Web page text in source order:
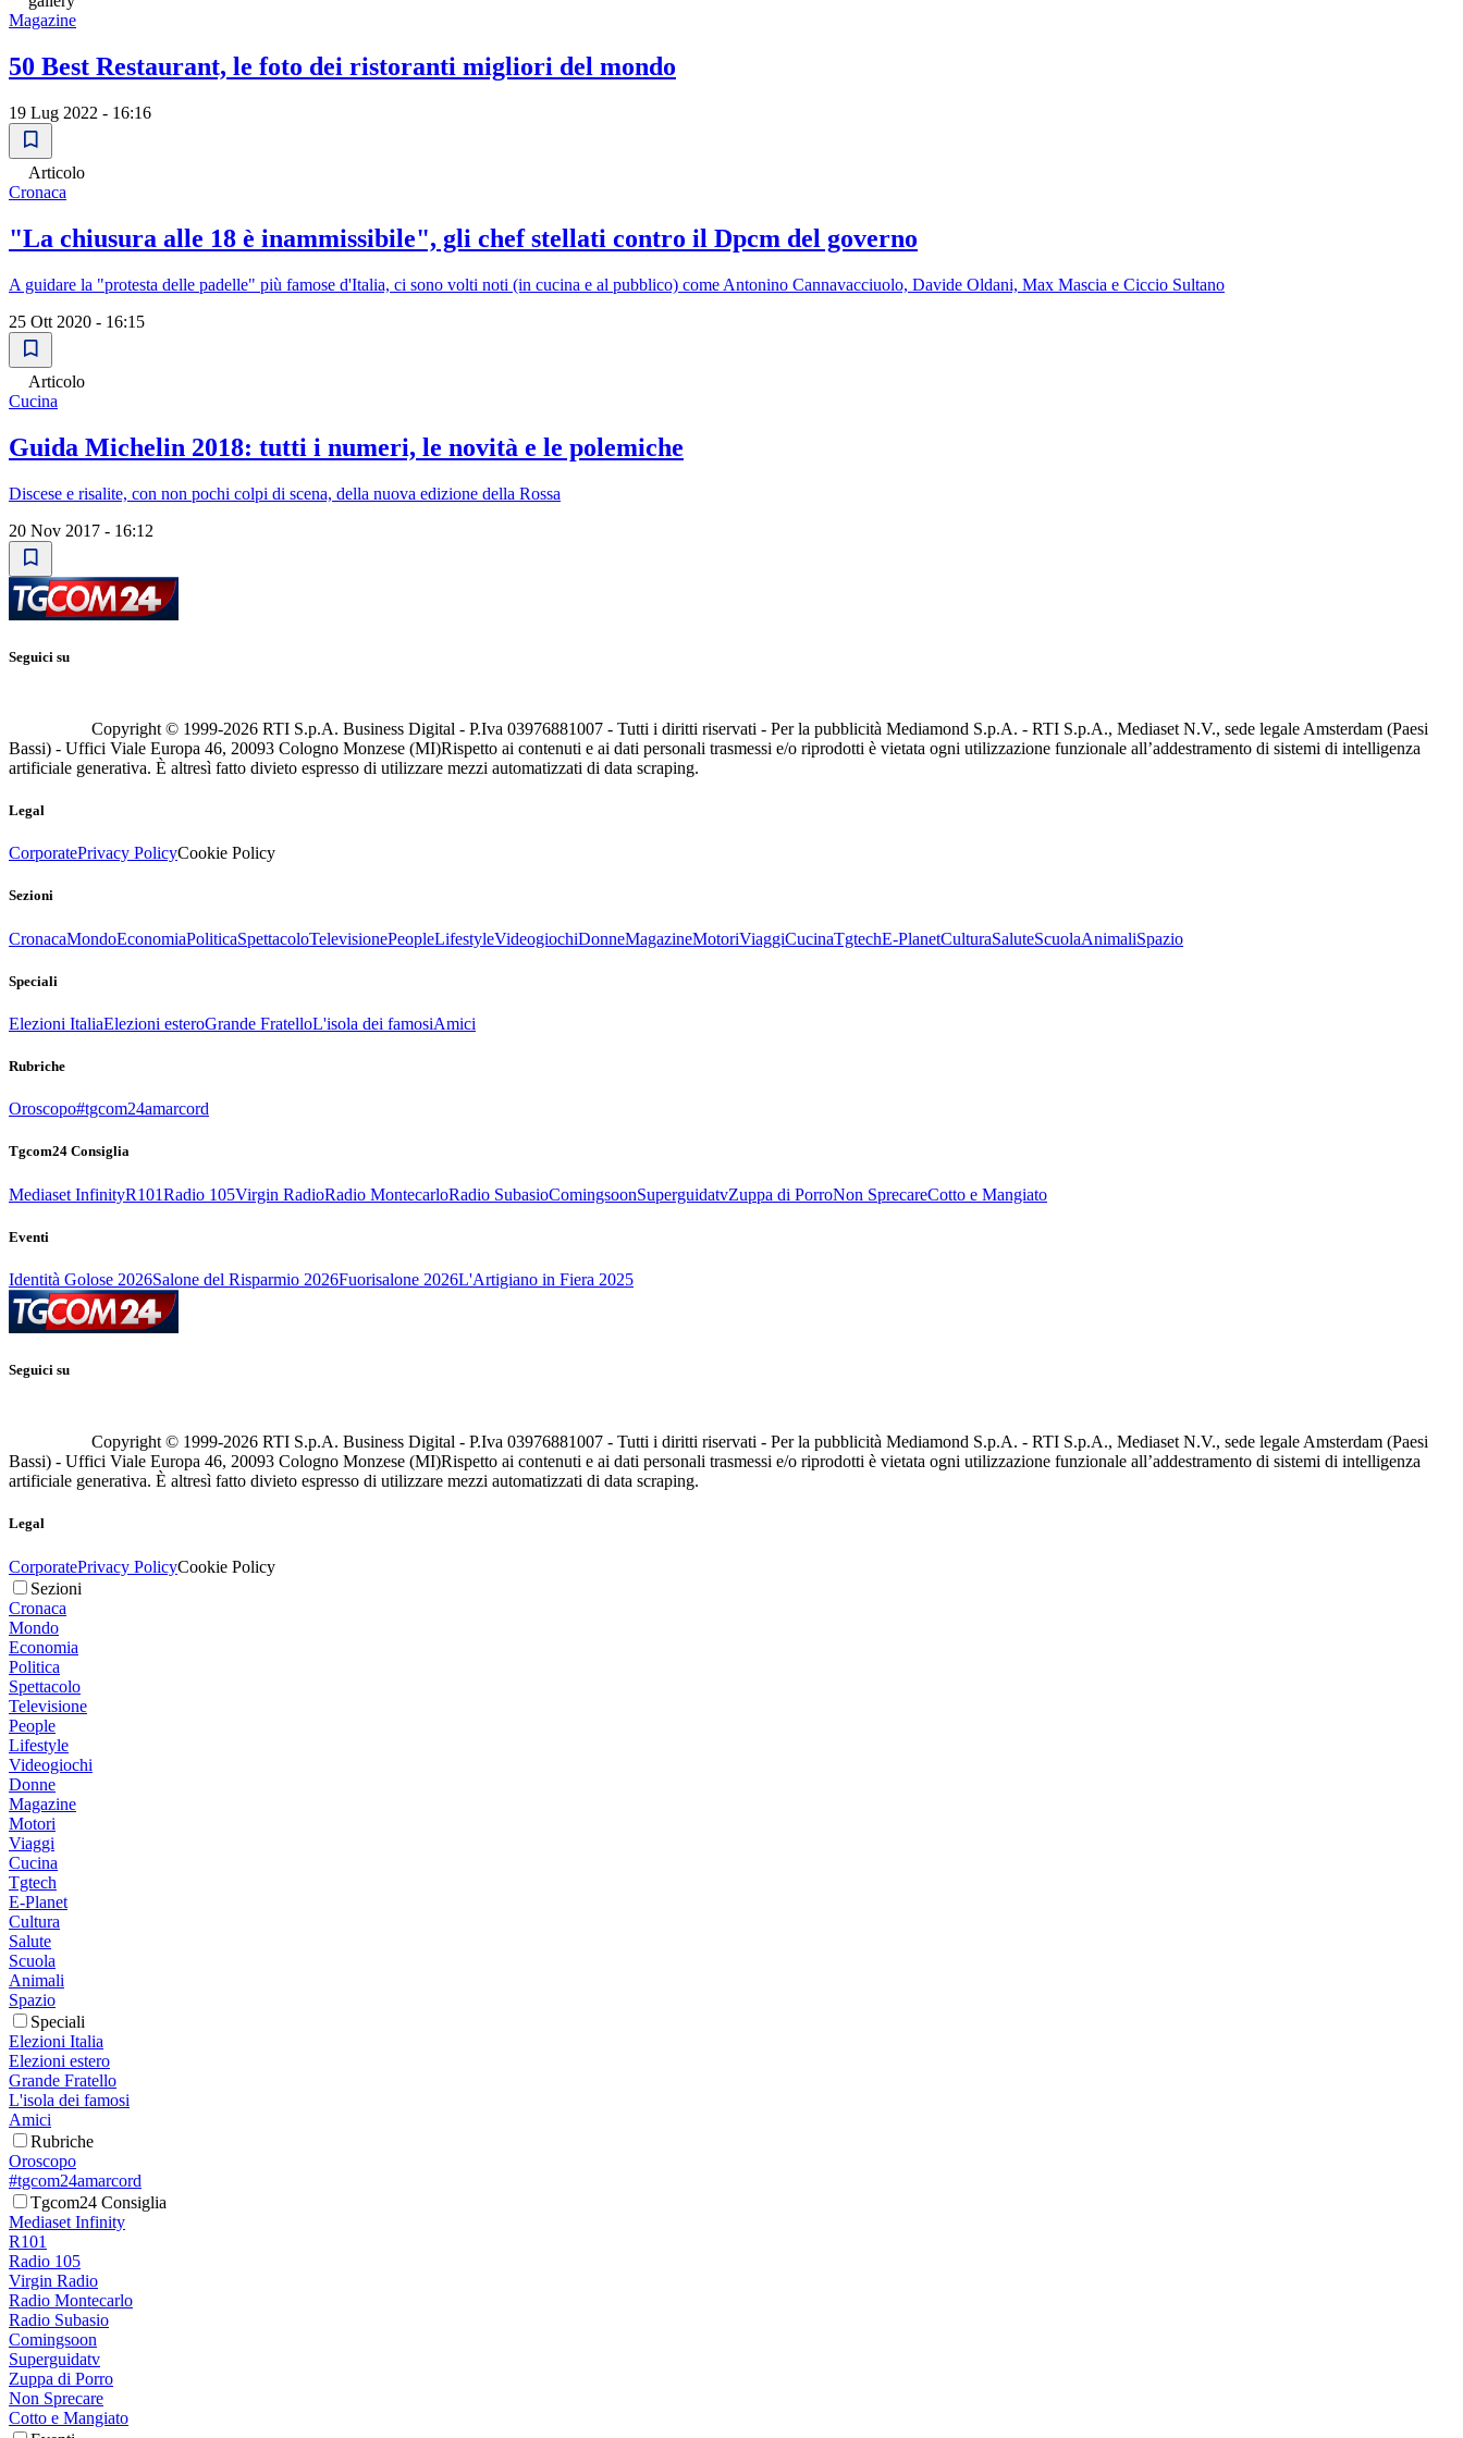
Magazine
50 Best Restaurant, le foto dei ristoranti migliori del mondo
19 Lug 2022 - 16:16
Articolo
Cronaca
"La chiusura alle 18 è inammissibile", gli chef stellati contro il Dpcm del governo
A guidare la "protesta delle padelle" più famose d'Italia, ci sono volti noti (in cucina e al pubblico) come Antonino Cannavacciuolo, Davide Oldani, Max Mascia e Ciccio Sultano
25 Ott 2020 - 16:15
Articolo
Cucina
Guida Michelin 2018: tutti i numeri, le novità e le polemiche
Discese e risalite, con non pochi colpi di scena, della nuova edizione della Rossa
20 Nov 2017 - 16:12
Seguici su
Copyright © 1999-2026 RTI S.p.A. Business Digital - P.Iva 03976881007 - Tutti i diritti riservati - Per la pubblicità Mediamond S.p.A. - RTI S.p.A., Mediaset N.V., sede legale Amsterdam (Paesi
Bassi) - Uffici Viale Europa 46, 20093 Cologno Monzese (MI)Rispetto ai contenuti e ai dati personali trasmessi e/o riprodotti è vietata ogni utilizzazione funzionale all’addestramento di sistemi di intelligenza
artificiale generativa. È altresì fatto divieto espresso di utilizzare mezzi automatizzati di data scraping.
Legal
CorporatePrivacy PolicyCookie Policy
Sezioni
CronacaMondoEconomiaPoliticaSpettacoloTelevisionePeopleLifestyleVideogiochiDonneMagazineMotoriViaggiCucinaTgtechE-PlanetCulturaSaluteScuolaAnimaliSpazio
Speciali
Elezioni ItaliaElezioni esteroGrande FratelloL'isola dei famosiAmici
Rubriche
Oroscopo#tgcom24amarcord
Tgcom24 Consiglia
Mediaset InfinityR101Radio 105Virgin RadioRadio MontecarloRadio SubasioComingsoonSuperguidatvZuppa di PorroNon SprecareCotto e Mangiato
Eventi
Identità Golose 2026Salone del Risparmio 2026Fuorisalone 2026L'Artigiano in Fiera 2025
Seguici su
Copyright © 1999-2026 RTI S.p.A. Business Digital - P.Iva 03976881007 - Tutti i diritti riservati - Per la pubblicità Mediamond S.p.A. - RTI S.p.A., Mediaset N.V., sede legale Amsterdam (Paesi
Bassi) - Uffici Viale Europa 46, 20093 Cologno Monzese (MI)Rispetto ai contenuti e ai dati personali trasmessi e/o riprodotti è vietata ogni utilizzazione funzionale all’addestramento di sistemi di intelligenza
artificiale generativa. È altresì fatto divieto espresso di utilizzare mezzi automatizzati di data scraping.
Legal
CorporatePrivacy PolicyCookie Policy
Sezioni
Cronaca
Mondo
Economia
Politica
Spettacolo
Televisione
People
Lifestyle
Videogiochi
Donne
Magazine
Motori
Viaggi
Cucina
Tgtech
E-Planet
Cultura
Salute
Scuola
Animali
Spazio
Speciali
Elezioni Italia
Elezioni estero
Grande Fratello
L'isola dei famosi
Amici
Rubriche
Oroscopo
#tgcom24amarcord
Tgcom24 Consiglia
Mediaset Infinity
R101
Radio 105
Virgin Radio
Radio Montecarlo
Radio Subasio
Comingsoon
Superguidatv
Zuppa di Porro
Non Sprecare
Cotto e Mangiato